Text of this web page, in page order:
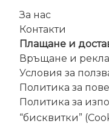
За нас
Контакти
Плащане и
Връщане и
Условия за
Политика за
Политика за
“бисквитки”